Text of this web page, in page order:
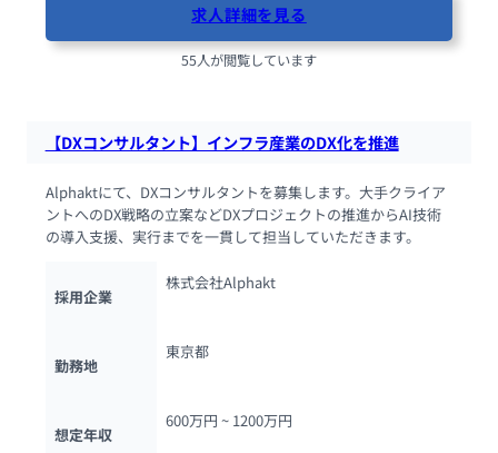
求人詳細を見る
55人が閲覧しています
【DXコンサルタント】インフラ産業のDX化を推進
Alphaktにて、DXコンサルタントを募集します。大手クライア
ントへのDX戦略の立案などDXプロジェクトの推進からAI技術
の導入支援、実行までを一貫して担当していただきます。
採用企業
株式会社Alphakt
勤務地
東京都
想定年収
600万円 ~ 1200万円